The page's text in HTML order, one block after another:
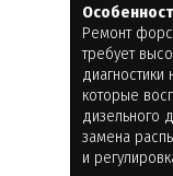
Ремонт
требует
которые
дизельного
замена
и